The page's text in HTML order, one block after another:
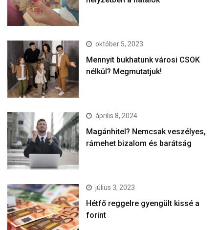
október 5, 2023
Mennyit bukhatunk városi CSOK
nélkül? Megmutatjuk!
április 8, 2024
Magánhitel? Nemcsak veszélyes,
rámehet bizalom és barátság
július 3, 2023
Hétfő reggelre gyengült kissé a
forint